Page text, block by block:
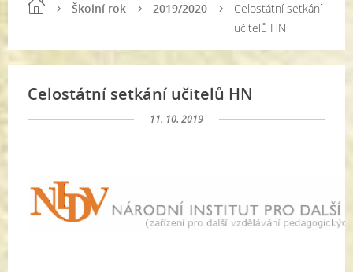
Školní rok 2019/2020
Celostátní setkání
učitelů HN
Celostátní setkání učitelů HN
11. 10. 2019